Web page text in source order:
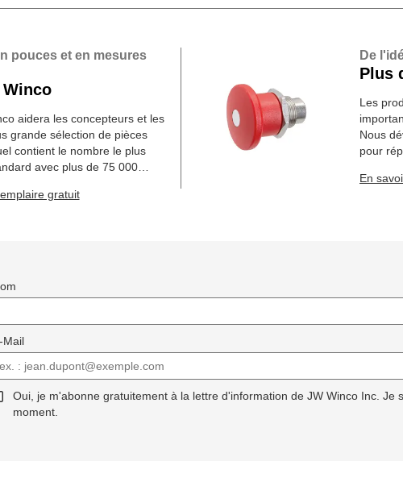
pouces et en mesures
aidera les concepteurs et les
grande sélection de pièces
contient le nombre le plus
avec plus de 75 000
gratuit
De
Plus
Les
Nous
pour
En
Mail
Oui, je m'abonne gratuitement à la lettre d'information de JW Winco Inc. Je
moment.